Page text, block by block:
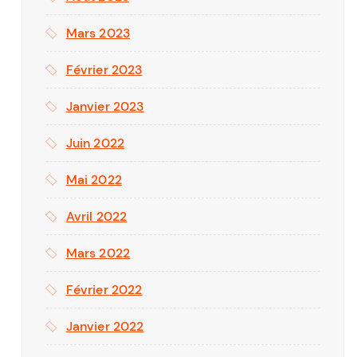
Mars 2023
Février 2023
Janvier 2023
Juin 2022
Mai 2022
Avril 2022
Mars 2022
Février 2022
Janvier 2022